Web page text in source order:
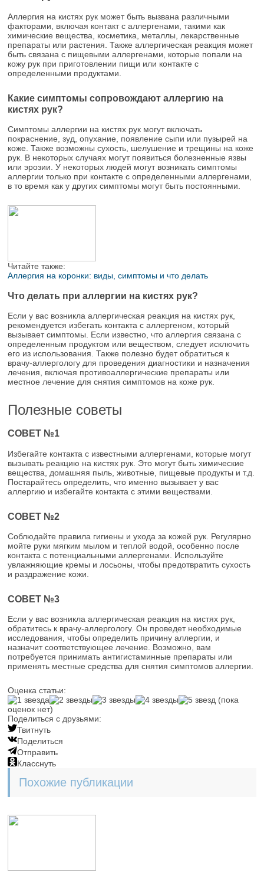
Аллергия на кистях рук может быть вызвана различными
факторами, включая контакт с аллергенами, такими как
химические вещества, косметика, металлы, лекарственные
препараты или растения. Также аллергическая реакция может
быть связана с пищевыми аллергенами, которые попали на
кожу рук при приготовлении пищи или контакте с
определенными продуктами.
Какие симптомы сопровождают аллергию на
кистях рук?
Симптомы аллергии на кистях рук могут включать
покраснение, зуд, опухание, появление сыпи или пузырей на
коже. Также возможны сухость, шелушение и трещины на коже
рук. В некоторых случаях могут появиться болезненные язвы
или эрозии. У некоторых людей могут возникать симптомы
аллергии только при контакте с определенными аллергенами,
в то время как у других симптомы могут быть постоянными.
Читайте также:
Аллергия на коронки: виды, симптомы и что делать
Что делать при аллергии на кистях рук?
Если у вас возникла аллергическая реакция на кистях рук,
рекомендуется избегать контакта с аллергеном, который
вызывает симптомы. Если известно, что аллергия связана с
определенным продуктом или веществом, следует исключить
его из использования. Также полезно будет обратиться к
врачу-аллергологу для проведения диагностики и назначения
лечения, включая противоаллергические препараты или
местное лечение для снятия симптомов на коже рук.
Полезные советы
СОВЕТ №1
Избегайте контакта с известными аллергенами, которые могут
вызывать реакцию на кистях рук. Это могут быть химические
вещества, домашняя пыль, животные, пищевые продукты и т.д.
Постарайтесь определить, что именно вызывает у вас
аллергию и избегайте контакта с этими веществами.
СОВЕТ №2
Соблюдайте правила гигиены и ухода за кожей рук. Регулярно
мойте руки мягким мылом и теплой водой, особенно после
контакта с потенциальными аллергенами. Используйте
увлажняющие кремы и лосьоны, чтобы предотвратить сухость
и раздражение кожи.
СОВЕТ №3
Если у вас возникла аллергическая реакция на кистях рук,
обратитесь к врачу-аллергологу. Он проведет необходимые
исследования, чтобы определить причину аллергии, и
назначит соответствующее лечение. Возможно, вам
потребуется принимать антигистаминные препараты или
применять местные средства для снятия симптомов аллергии.
Оценка статьи:
(пока
оценок нет)
Поделиться с друзьями:
Твитнуть
Поделиться
Отправить
Класснуть
Похожие публикации